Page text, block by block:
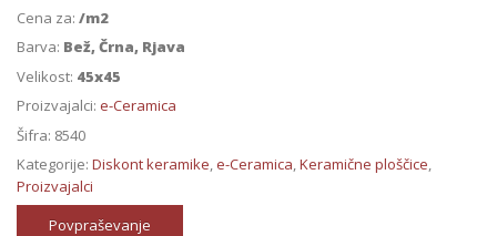
Cena za: /m2
Barva: Bež, Črna, Rjava
Velikost: 45x45
Proizvajalci: e-Ceramica
Šifra: 8540
Kategorije: Diskont keramike,e-Ceramica,Keramične ploščice,
Proizvajalci
Povpraševanje